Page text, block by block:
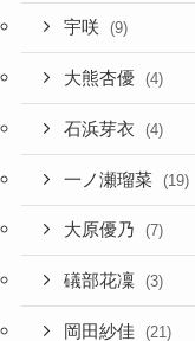
宇咲 (9)
大熊杏優 (4)
石浜芽衣 (4)
一ノ瀬瑠菜 (19)
大原優乃 (7)
礒部花凜 (3)
岡田紗佳 (21)